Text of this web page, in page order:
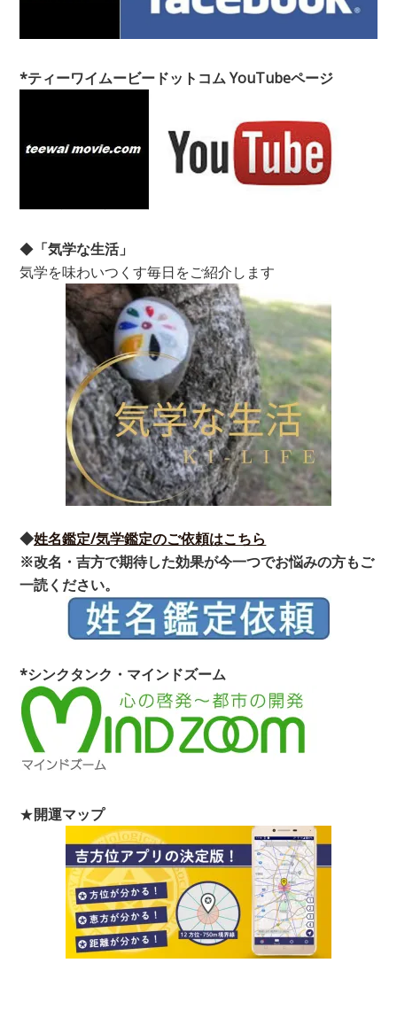
*ティーワイムービードットコム YouTubeページ
◆ 「気学な生活」
気学を味わいつくす毎日をご紹介します
◆姓名鑑定/気学鑑定のご依頼はこちら
※改名・吉方で期待した効果が今一つでお悩みの方もご
一読ください。
*シンクタンク・マインドズーム
★開運マップ